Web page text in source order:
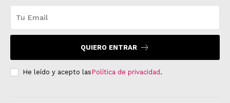
QUIERO ENTRAR
He leído y acepto lasPolítica de privacidad .